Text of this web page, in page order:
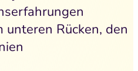
Rücken, den